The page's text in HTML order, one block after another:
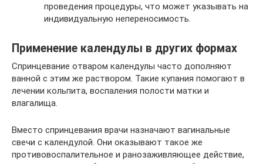
проведения процедуры, что может указывать на
индивидуальную непереносимость.
Применение календулы в других формах
Спринцевание отваром календулы часто дополняют
ванной с этим же раствором. Такие купания помогают в
лечении кольпита, воспаления полости матки и
влагалища.
Вместо спринцевания врачи назначают вагинальные
свечи с календулой. Они оказывают такое же
противовоспалительное и ранозаживляющее действие,